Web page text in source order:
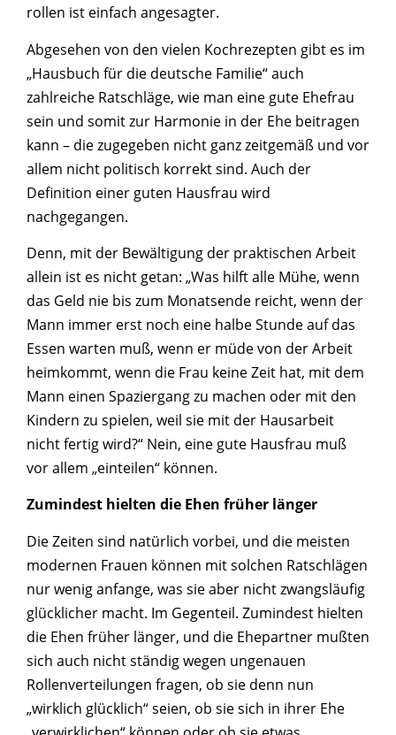
rollen ist einfach angesagter.
Abgesehen von den vielen Kochrezepten gibt es im
„Hausbuch für die deutsche Familie“ auch
zahlreiche Ratschläge, wie man eine gute Ehefrau
sein und somit zur Harmonie in der Ehe beitragen
kann – die zugegeben nicht ganz zeitgemäß und vor
allem nicht politisch korrekt sind. Auch der
Definition einer guten Hausfrau wird
nachgegangen.
Denn, mit der Bewältigung der praktischen Arbeit
allein ist es nicht getan: „Was hilft alle Mühe, wenn
das Geld nie bis zum Monatsende reicht, wenn der
Mann immer erst noch eine halbe Stunde auf das
Essen warten muß, wenn er müde von der Arbeit
heimkommt, wenn die Frau keine Zeit hat, mit dem
Mann einen Spaziergang zu machen oder mit den
Kindern zu spielen, weil sie mit der Hausarbeit
nicht fertig wird?“ Nein, eine gute Hausfrau muß
vor allem „einteilen“ können.
Zumindest hielten die Ehen früher länger
Die Zeiten sind natürlich vorbei, und die meisten
modernen Frauen können mit solchen Ratschlägen
nur wenig anfange, was sie aber nicht zwangsläufig
glücklicher macht. Im Gegenteil. Zumindest hielten
die Ehen früher länger, und die Ehepartner mußten
sich auch nicht ständig wegen ungenauen
Rollenverteilungen fragen, ob sie denn nun
„wirklich glücklich“ seien, ob sie sich in ihrer Ehe